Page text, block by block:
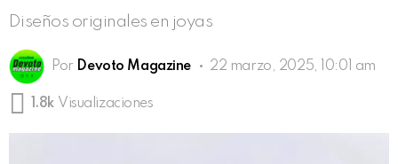
Diseños originales en joyas
Por Devoto Magazine 22 marzo, 2025, 10:01 am
1.8k Visualizaciones